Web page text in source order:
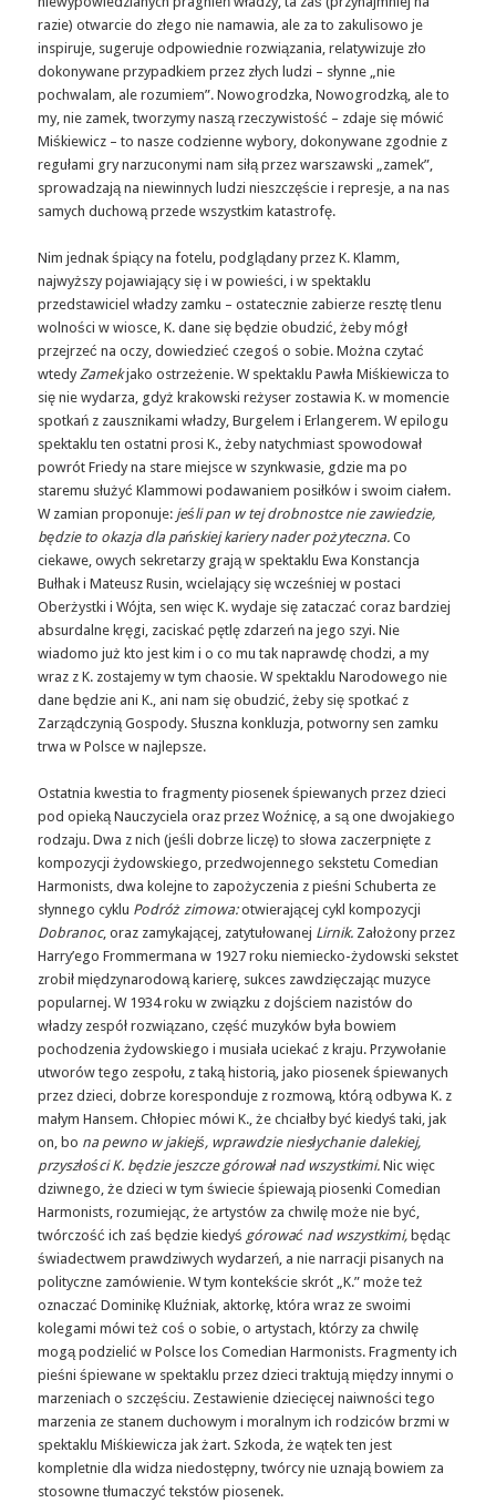
razie) otwarcie do złego nie namawia, ale za to zakulisowo je
inspiruje, sugeruje odpowiednie rozwiązania, relatywizuje zło
dokonywane przypadkiem przez złych ludzi – słynne „nie
pochwalam, ale rozumiem”. Nowogrodzka, Nowogrodzką, ale to
my, nie zamek, tworzymy naszą rzeczywistość – zdaje się mówić
Miśkiewicz – to nasze codzienne wybory, dokonywane zgodnie z
regułami gry narzuconymi nam siłą przez warszawski „zamek”,
sprowadzają na niewinnych ludzi nieszczęście i represje, a na nas
samych duchową przede wszystkim katastrofę.
Nim jednak śpiący na fotelu, podglądany przez K. Klamm,
najwyższy pojawiający się i w powieści, i w spektaklu
przedstawiciel władzy zamku – ostatecznie zabierze resztę tlenu
wolności w wiosce, K. dane się będzie obudzić, żeby mógł
przejrzeć na oczy, dowiedzieć czegoś o sobie. Można czytać
wtedyZamekjako ostrzeżenie. W spektaklu Pawła Miśkiewicza to
się nie wydarza, gdyż krakowski reżyser zostawia K. w momencie
spotkań z zausznikami władzy, Burgelem i Erlangerem. W epilogu
spektaklu ten ostatni prosi K., żeby natychmiast spowodował
powrót Friedy na stare miejsce w szynkwasie, gdzie ma po
staremu służyć Klammowi podawaniem posiłków i swoim ciałem.
W zamian proponuje: jeśli pan w tej drobnostce nie zawiedzie,
będzie to okazja dla pańskiej kariery nader pożyteczna. Co
ciekawe, owych sekretarzy grają w spektaklu Ewa Konstancja
Bułhak i Mateusz Rusin, wcielający się wcześniej w postaci
Oberżystki i Wójta, sen więc K. wydaje się zataczać coraz bardziej
absurdalne kręgi, zaciskać pętlę zdarzeń na jego szyi. Nie
wiadomo już kto jest kim i o co mu tak naprawdę chodzi, a my
wraz z K. zostajemy w tym chaosie. W spektaklu Narodowego nie
dane będzie ani K., ani nam się obudzić, żeby się spotkać z
Zarządczynią Gospody. Słuszna konkluzja, potworny sen zamku
trwa w Polsce w najlepsze.
Ostatnia kwestia to fragmenty piosenek śpiewanych przez dzieci
pod opieką Nauczyciela oraz przez Woźnicę, a są one dwojakiego
rodzaju. Dwa z nich (jeśli dobrze liczę) to słowa zaczerpnięte z
kompozycji żydowskiego, przedwojennego sekstetu Comedian
Harmonists, dwa kolejne to zapożyczenia z pieśni Schuberta ze
słynnego cyklu Podróż zimowa:otwierającej cykl kompozycji
Dobranoc, oraz zamykającej, zatytułowanej Lirnik. Założony przez
Harry’ego Frommermana w 1927 roku niemiecko-żydowski sekstet
zrobił międzynarodową karierę, sukces zawdzięczając muzyce
popularnej. W 1934 roku w związku z dojściem nazistów do
władzy zespół rozwiązano, część muzyków była bowiem
pochodzenia żydowskiego i musiała uciekać z kraju. Przywołanie
utworów tego zespołu, z taką historią, jako piosenek śpiewanych
przez dzieci, dobrze koresponduje z rozmową, którą odbywa K. z
małym Hansem. Chłopiec mówi K., że chciałby być kiedyś taki, jak
on, bo na pewno w jakiejś, wprawdzie niesłychanie dalekiej,
przyszłości K. będzie jeszcze górował nad wszystkimi. Nic więc
dziwnego, że dzieci w tym świecie śpiewają piosenki Comedian
Harmonists, rozumiejąc, że artystów za chwilę może nie być,
twórczość ich zaś będzie kiedyś górować nad wszystkimi, będąc
świadectwem prawdziwych wydarzeń, a nie narracji pisanych na
polityczne zamówienie. W tym kontekście skrót „K.” może też
oznaczać Dominikę Kluźniak, aktorkę, która wraz ze swoimi
kolegami mówi też coś o sobie, o artystach, którzy za chwilę
mogą podzielić w Polsce los Comedian Harmonists. Fragmenty ich
pieśni śpiewane w spektaklu przez dzieci traktują między innymi o
marzeniach o szczęściu. Zestawienie dziecięcej naiwności tego
marzenia ze stanem duchowym i moralnym ich rodziców brzmi w
spektaklu Miśkiewicza jak żart. Szkoda, że wątek ten jest
kompletnie dla widza niedostępny, twórcy nie uznają bowiem za
stosowne tłumaczyć tekstów piosenek.